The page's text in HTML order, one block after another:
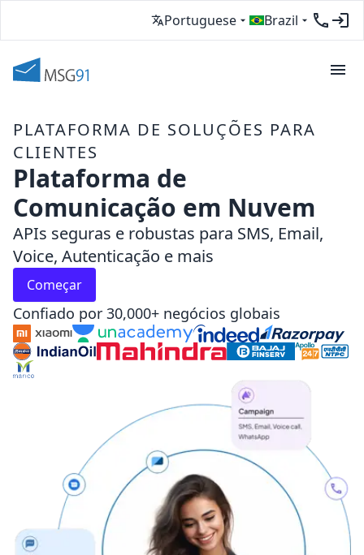
Portuguese Brazil
PLATAFORMA DE SOLUÇÕES PARA
CLIENTES
Plataforma de
Comunicação em Nuvem
APIs seguras e robustas para SMS, Email,
Voice, Autenticação e mais
Começar
Confiado por 30,000+ negócios globais